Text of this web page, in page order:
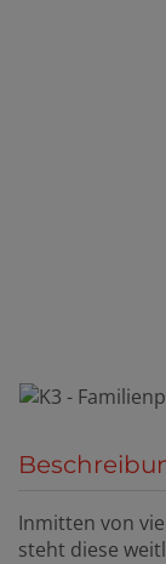
Inmitten von
steht diese